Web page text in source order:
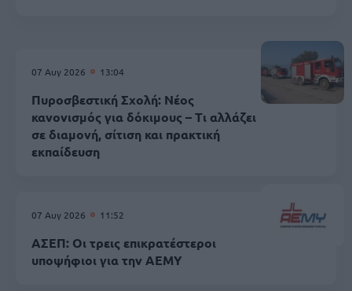
07 Αυγ 2026 13:04
Πυροσβεστική Σχολή: Νέος
κανονισμός για δόκιμους – Τι αλλάζει
σε διαμονή, σίτιση και πρακτική
εκπαίδευση
07 Αυγ 2026 11:52
ΑΣΕΠ: Οι τρεις επικρατέστεροι
υποψήφιοι για την ΑΕΜΥ